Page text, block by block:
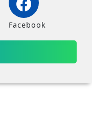
Facebook